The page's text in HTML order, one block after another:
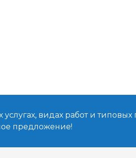
видах работ и типовых
предложение!